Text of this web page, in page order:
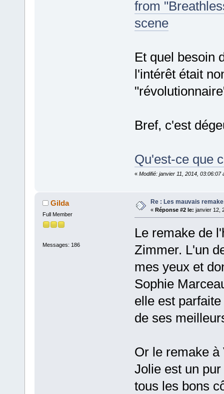
from
scene
Et quel besoin
l'intérêt était
Bref, c'est
Qu'est-ce que
« Modifié: janvier 11, 2014, 03:06:07
Gilda
Full Member
Messages: 186
Re : Les mauvais
« Réponse #2 le: janvier 12,
Le remake de
Zimmer. L'un
mes yeux et
Sophie
elle est
de ses
Or le remake à
Jolie est un
tous les bons